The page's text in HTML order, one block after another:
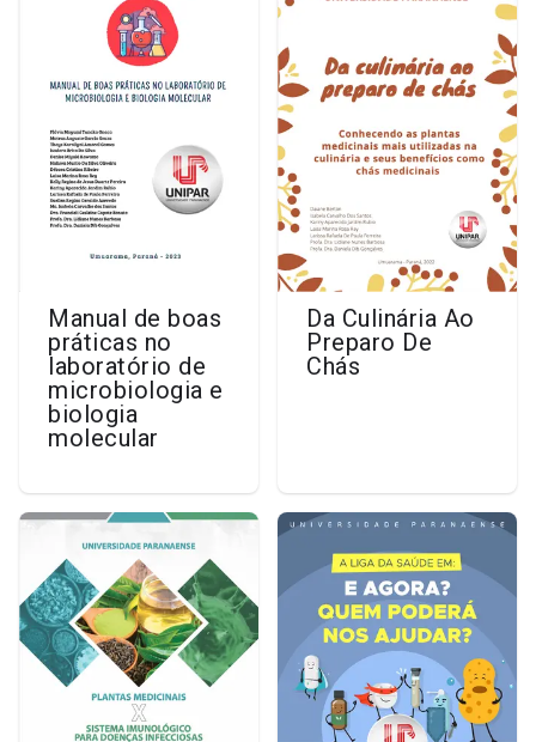
Manual de boas
práticas no
laboratório de
microbiologia e
biologia
molecular
Da Culinária Ao
Preparo De
Chás